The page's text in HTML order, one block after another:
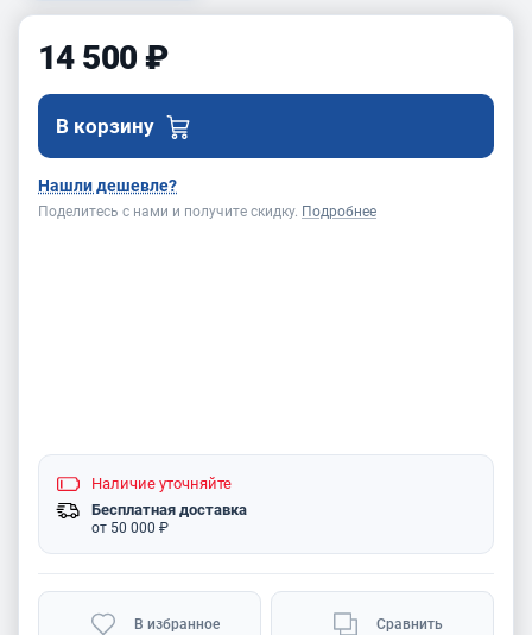
14 500 ₽
В корзину
Нашли дешевле?
Поделитесь с нами и получите скидку. Подробнее
Наличие уточняйте
Бесплатная доставка
от 50 000 ₽
В избранное Сравнить